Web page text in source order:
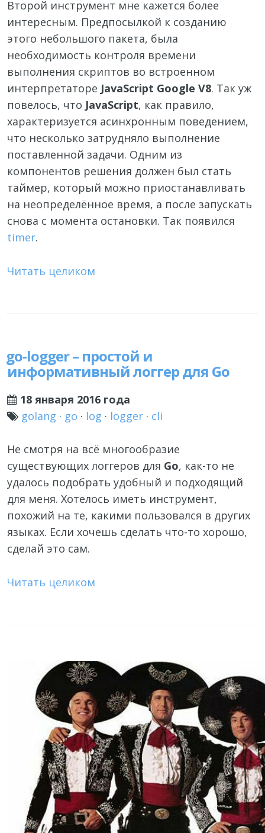
Второй инструмент мне кажется более
интересным. Предпосылкой к созданию
этого небольшого пакета, была
необходимость контроля времени
выполнения скриптов во встроенном
интерпретаторе JavaScript Google V8. Так уж
повелось, что JavaScript, как правило,
характеризуется асинхронным поведением,
что несколько затрудняло выполнение
поставленной задачи. Одним из
компонентов решения должен был стать
таймер, который можно приостанавливать
на неопределённое время, а после запускать
снова с момента остановки. Так появился
timer.
Читать целиком
go-logger – простой и
информативный логгер для Go
18 января 2016 года
golang · go · log · logger · cli
Не смотря на всё многообразие
существующих логгеров для Go, как-то не
удалось подобрать удобный и подходящий
для меня. Хотелось иметь инструмент,
похожий на те, какими пользовался в других
языках. Если хочешь сделать что-то хорошо,
сделай это сам.
Читать целиком